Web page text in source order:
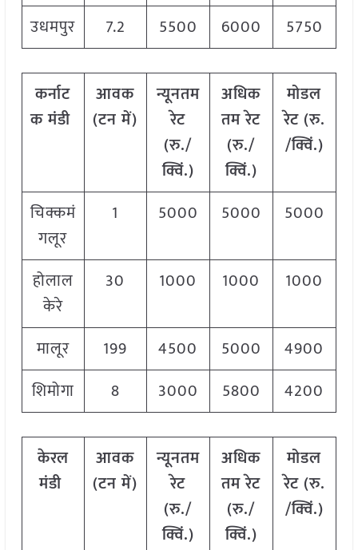
उधमपुर 7.2 5500 6000 5750
कर्नाट
क मंडी
आवक
(टन में)
न्यूनतम
रेट
(रु./
क्विं.)
अधिक
तम रेट
(रु./
क्विं.)
मोडल
रेट (रु.
/क्विं.)
चिक्कमं
गलूर
1 5000 5000 5000
होलाल
केरे
30 1000 1000 1000
मालूर 199 4500 5000
4900
शिमोगा
8 3000 5800 4200
केरल
मंडी
आवक
(टन में)
न्यूनतम
रेट
(रु./
क्विं.)
अधिक
तम रेट
(रु./
क्विं.)
मोडल
रेट (रु.
/क्विं.)